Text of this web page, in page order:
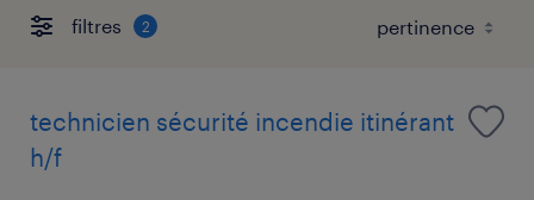
filtres 2
technicien sécurité incendie itinérant
h/f